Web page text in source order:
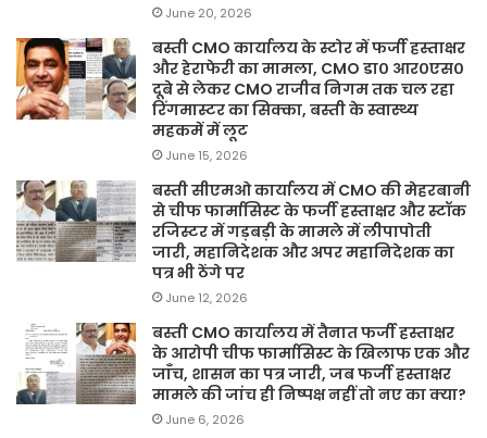
June 20, 2026
बस्ती CMO कार्यालय के स्टोर में फर्जी हस्ताक्षर
और हेराफेरी का मामला, CMO डा० आर०एस०
दूबे से लेकर CMO राजीव निगम तक चल रहा
रिंगमास्टर का सिक्का, बस्ती के स्वास्थ्य
महकमें में लूट
June 15, 2026
बस्ती सीएमओ कार्यालय में CMO की मेहरबानी
से चीफ फार्मासिस्ट के फर्जी हस्ताक्षर और स्टॉक
रजिस्टर में गड़बड़ी के मामले में लीपापोती
जारी, महानिदेशक और अपर महानिदेशक का
पत्र भी ठेंगे पर
June 12, 2026
बस्ती CMO कार्यालय में तैनात फर्जी हस्ताक्षर
के आरोपी चीफ फार्मासिस्ट के खिलाफ एक और
जाँच, शासन का पत्र जारी, जब फर्जी हस्ताक्षर
मामले की जांच ही निष्पक्ष नहीं तो नए का क्या?
June 6, 2026